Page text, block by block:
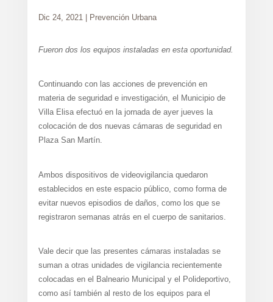
Dic 24, 2021 Prevención Urbana
Fueron dos los equipos instaladas en esta oportunidad.
Continuando con las acciones de prevención en
materia de seguridad e investigación, el Municipio de
Villa Elisa efectuó en la jornada de ayer jueves la
colocación de dos nuevas cámaras de seguridad en
Plaza San Martín.
Ambos dispositivos de videovigilancia quedaron
establecidos en este espacio público, como forma de
evitar nuevos episodios de daños, como los que se
registraron semanas atrás en el cuerpo de sanitarios.
Vale decir que las presentes cámaras instaladas se
suman a otras unidades de vigilancia recientemente
colocadas en el Balneario Municipal y el Polideportivo,
como así también al resto de los equipos para el